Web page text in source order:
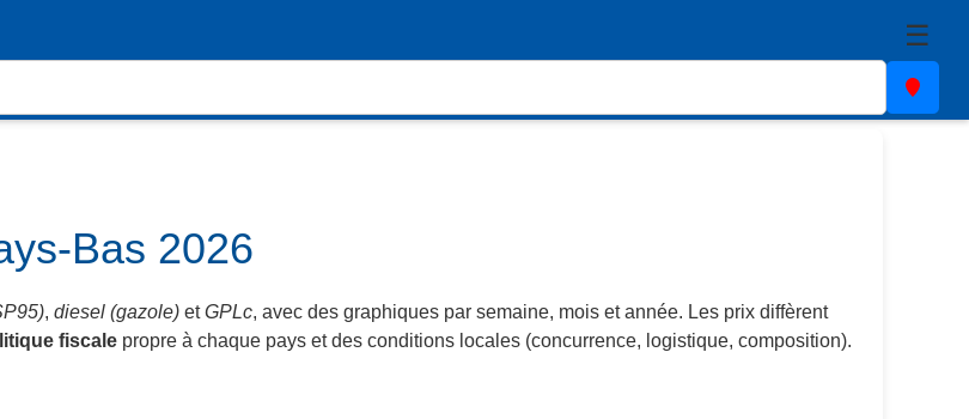
☰
Bas 2026
, diesel (gazole) etGPLc, avec des graphiques par semaine, mois et année. Les prix diffèrent
fiscale propre à chaque pays et des conditions locales (concurrence, logistique, composition).